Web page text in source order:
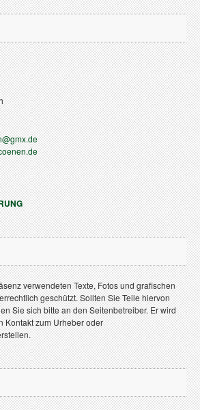
verwendeten Texte, Fotos und grafischen
geschützt. Sollten Sie Teile hiervon
Sie sich bitte an den Seitenbetreiber. Er wird
Kontakt zum Urheber oder